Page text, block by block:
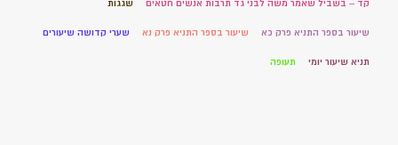
קד – בשביל שאמר משה לבני גד תרבות אנשים חטאים שגגות
שיעור בספר התניא פרק כא שיעור בספר התניא פרק נא שערי קדושה שיעורים
תניא שיעור יומי תעופה